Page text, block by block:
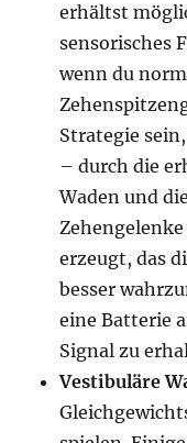
erhältst
sensorisches
wenn du
Strategie
– durch die
Waden und
erzeugt, das
besser
eine Batterie
Signal zu
Vestibuläre